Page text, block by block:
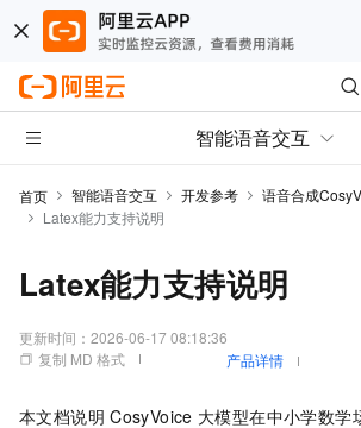
智能语音交互
首页 智能语音交互 开发参考
语音合成
Latex能力支持说明
Latex能力支持说明
更新时间： 2026-06-17 08:18:36
复制 MD 格式
产品详情
本文档说明 CosyVoice 大模型在中小学数学